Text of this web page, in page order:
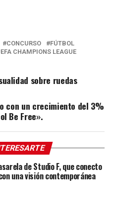
CONCURSO
FÚTBOL
CHAMPIONS LEAGUE
sobre ruedas
con un crecimiento del 3%
Be Free».
de Studio F, que conecto
una visión contemporánea